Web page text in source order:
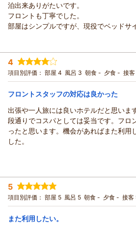
泊出来ありがたいです。
フロントも丁寧でした。
部屋はシンプルですが、現役でベッドサ
駅にも近いですが、静かに泊まることが
た。
また利用したいと思います。
宿泊時期： 2026年03月宿泊 (出張)
投稿者： マテさん(男性/30代)
宿泊プラン： ☆シングル☆じゃらん ◎期間限
シングル 食事なし
宿泊価格帯： 7,001～8,000円(大人一人あたり/
4
項目別評価： 部屋 4 風呂 3 朝食 - 夕食 - 接
フロントスタッフの対応は良かった
出張や一人旅には良いホテルだと思いま
段通りでコスパとしては妥当です。フロ
ったと思います。機会があればまた利用
した。
投稿者： モモさん(男性/40代)
宿泊プラン： ☆シングル☆じゃらん ◎期間限
シングル 食事なし
宿泊価格帯： 7,001～8,000円(大人一人あたり/
5
項目別評価： 部屋 5 風呂 5 朝食 - 夕食 - 接客
また利用したい。